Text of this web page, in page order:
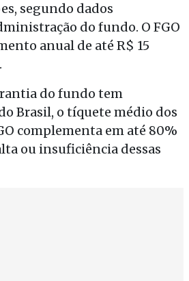
segundo dados
do fundo. O FGO
anual de até R$ 15
do fundo tem
Brasil, o tíquete médio dos
complementa em até 80%
ou insuficiência dessas